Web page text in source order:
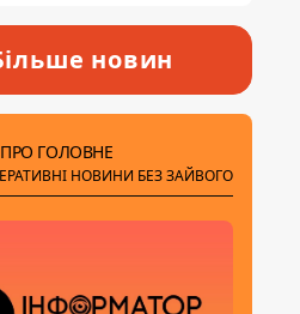
новин
ГОЛОВНЕ
НОВИНИ БЕЗ ЗАЙВОГО